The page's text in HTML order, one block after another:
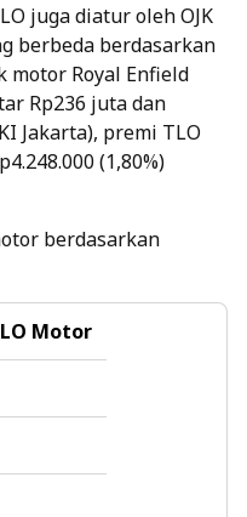
juga diatur oleh OJK
berbeda berdasarkan
motor Royal Enfield
Rp236 juta dan
Jakarta), premi TLO
(1,80%)
berdasarkan
Motor